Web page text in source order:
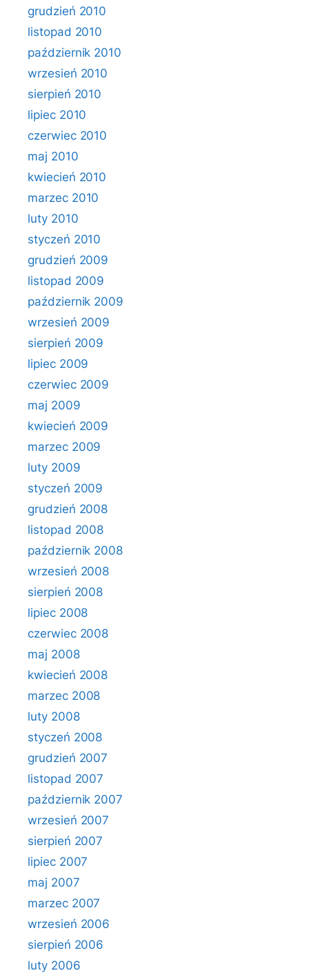
grudzień 2010
listopad 2010
październik 2010
wrzesień 2010
sierpień 2010
lipiec 2010
czerwiec 2010
maj 2010
kwiecień 2010
marzec 2010
luty 2010
styczeń 2010
grudzień 2009
listopad 2009
październik 2009
wrzesień 2009
sierpień 2009
lipiec 2009
czerwiec 2009
maj 2009
kwiecień 2009
marzec 2009
luty 2009
styczeń 2009
grudzień 2008
listopad 2008
październik 2008
wrzesień 2008
sierpień 2008
lipiec 2008
czerwiec 2008
maj 2008
kwiecień 2008
marzec 2008
luty 2008
styczeń 2008
grudzień 2007
listopad 2007
październik 2007
wrzesień 2007
sierpień 2007
lipiec 2007
maj 2007
marzec 2007
wrzesień 2006
sierpień 2006
luty 2006